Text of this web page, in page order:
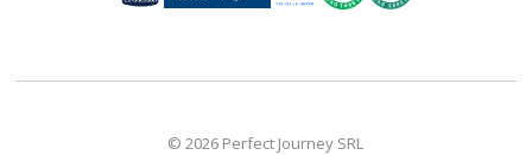
© 2026 Perfect Journey SRL